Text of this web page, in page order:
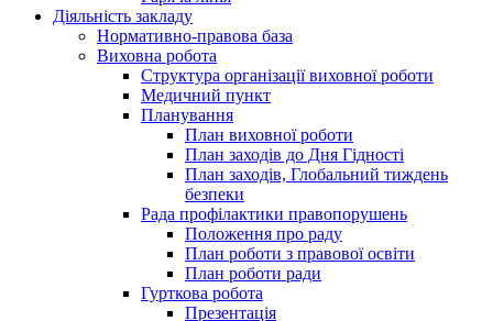
Діяльність закладу
Нормативно-правова база
Виховна робота
Структура організації виховної роботи
Медичний пункт
Планування
План виховної роботи
План заходів до Дня Гідності
План заходів, Глобальний тиждень
безпеки
Рада профілактики правопорушень
Положення про раду
План роботи з правової освіти
План роботи ради
Гурткова робота
Презентація